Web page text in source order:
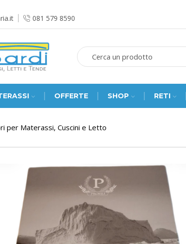
081 579 8590
OFFERTE SHOP RETI
per Materassi, Cuscini e Letto